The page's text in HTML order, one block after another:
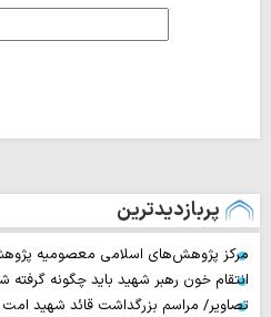
پربازدیدترین
مرکز پژوهش‌های اسلامی معصومیه
انتقام خون رهبر شهید باید چگونه گرفته
تصاویر/ مراسم بزرگداشت قائد شهید امت